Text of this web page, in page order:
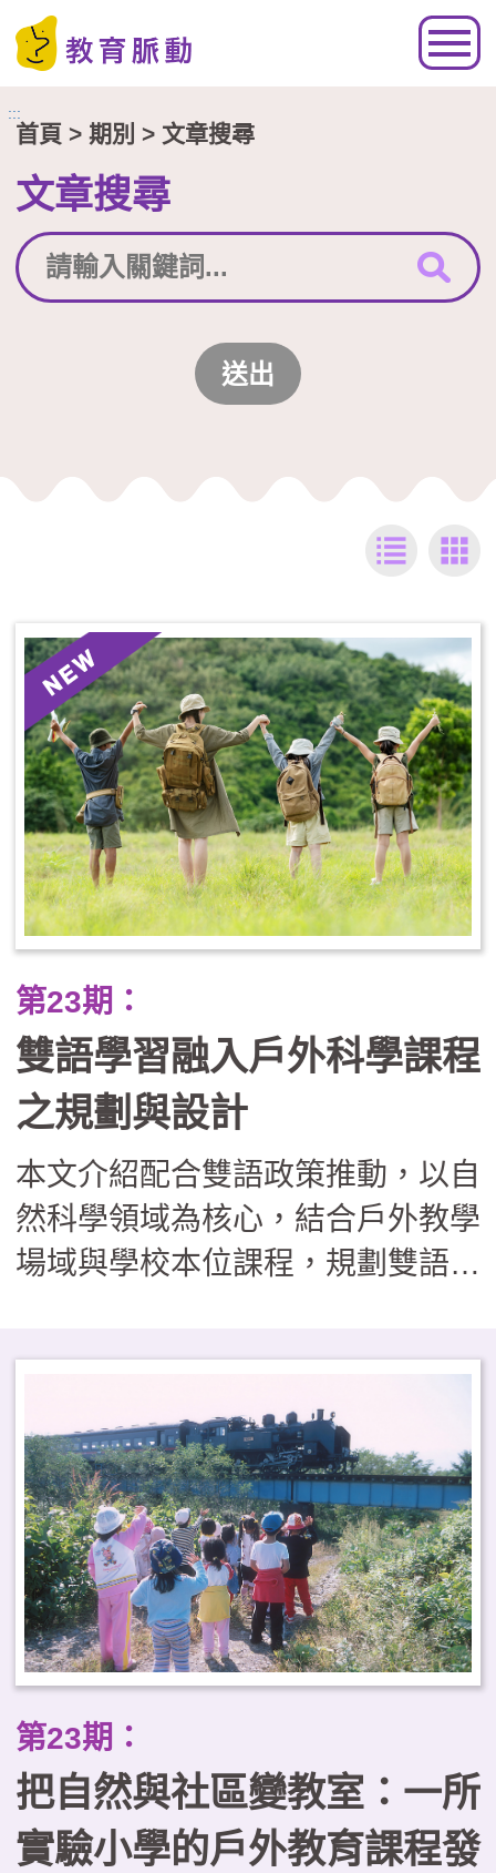
跳到主要內容區塊
:::
首頁 > 期別 > 文章搜尋
文章搜尋
送出
第23期：
雙語學習融入戶外科學課程
之規劃與設計
本文介紹配合雙語政策推動，以自
然科學領域為核心，結合戶外教學
場域與學校本位課程，規劃雙語戶
容、跨語言溝通、實作及（非）認
程發展與推動進程。
第23期：
把自然與社區變教室：一所
實驗小學的戶外教育課程發